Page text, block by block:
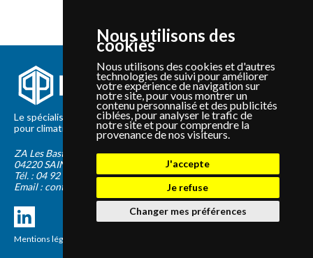
Nous utilisons des
cookies
Nous utilisons des cookies et d'autres
technologies de suivi pour améliorer
votre expérience de navigation sur
notre site, pour vous montrer un
contenu personnalisé et des publicités
ciblées, pour analyser le trafic de
notre site et pour comprendre la
provenance de nos visiteurs.
J'accepte
Je refuse
Changer mes préférences
Le spécialiste depuis 2012 de la vente de pièces détachées
pour climatisation et Pompe à Chaleur Panasonic et Sanyo
ZA Les Bastides Blanches
04220 SAINTE-TULLE
Tél. : 04 92 75 89 55
Email : contact@panapieces.com
Mentions légales